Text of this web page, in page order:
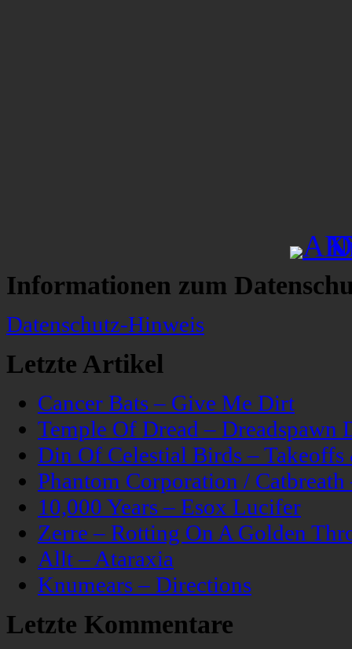
Informationen zum
Datenschutz-Hinweis
Letzte Artikel
Cancer Bats – Give Me Dirt
Temple Of Dread – Dreadspawn
Din Of Celestial Birds –
Phantom Corporation /
10,000 Years – Esox Lucifer
Zerre – Rotting On A Golden
Allt – Ataraxia
Knumears – Directions
Letzte Kommentare